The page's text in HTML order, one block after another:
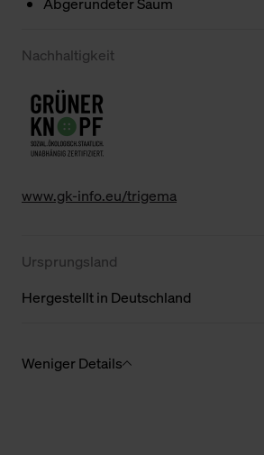
Nachhaltigkeit
www.gk-info.eu/trigema
Ursprungsland
Hergestellt in Deutschland
Weniger Details